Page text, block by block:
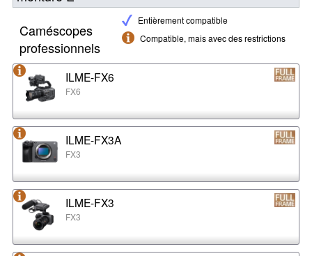
Entièrement compatible
Compatible, mais avec des restrictions
Caméscopes
professionnels
ILME-FX6
FX6
ILME-FX3A
FX3
ILME-FX3
FX3